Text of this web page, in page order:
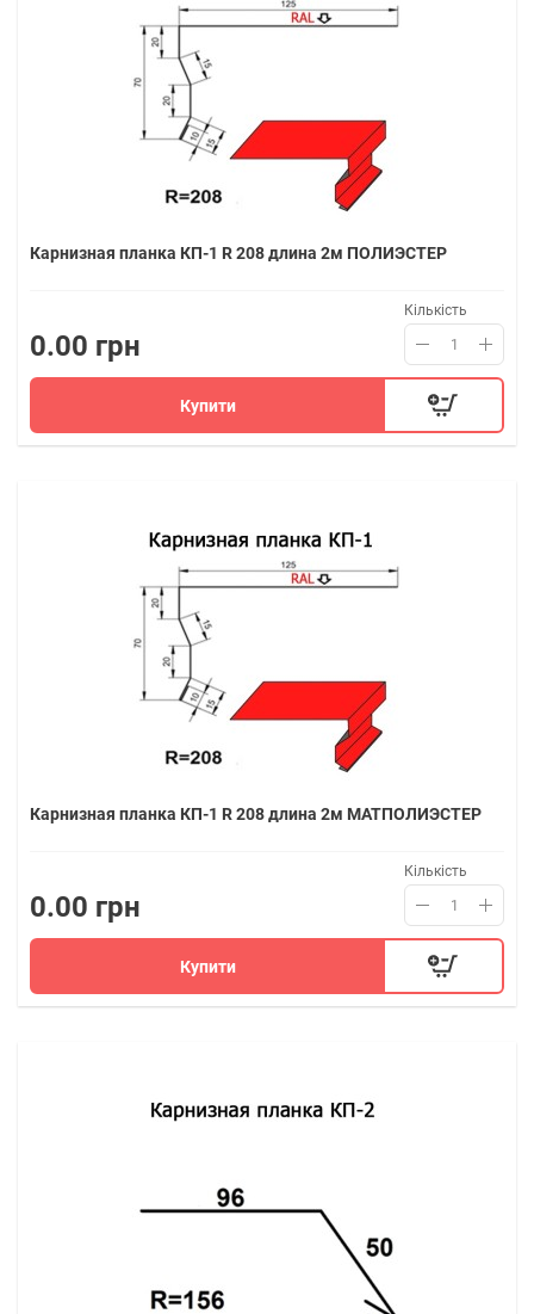
Карнизная планка КП-1 R 208 длина 2м ПОЛИЭСТЕР
0.00 грн
Кількість
Купити
Карнизная планка КП-1 R 208 длина 2м МАТПОЛИЭСТЕР
0.00 грн
Кількість
Купити